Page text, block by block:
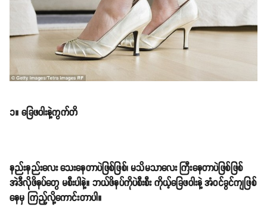
၁။ ခြေဖဝါးနဲ့ကွက်တိ
နည်းနည်းလေး သေးနေတာပဲဖြစ်ဖြစ်၊ မသိမသာလေး ကြီးနေတာပဲဖြစ်ဖြစ်
အဲဒီလိုဖိနပ်တွေ မစီးပါနဲ့။ ဘယ်ဖိနပ်ကိုပဲစီးစီး ကိုယ့်ခြေဖဝါးနဲ့ အံဝင်ခွင်ကျဖြစ်
နေမှ ကြည့်လို့ကောင်းတာပါ။